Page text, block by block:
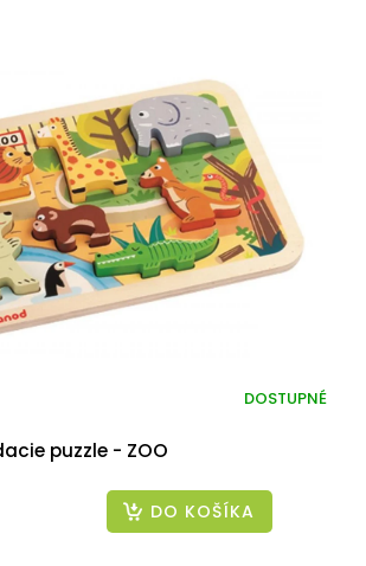
puzzle - ZOO
DOSTUPNÉ
DO KOŠÍKA